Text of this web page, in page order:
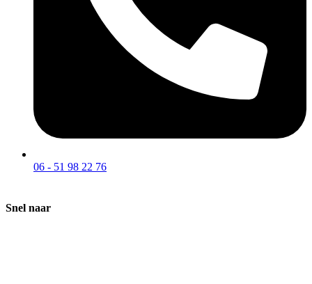
06 - 51 98 22 76
Snel naar